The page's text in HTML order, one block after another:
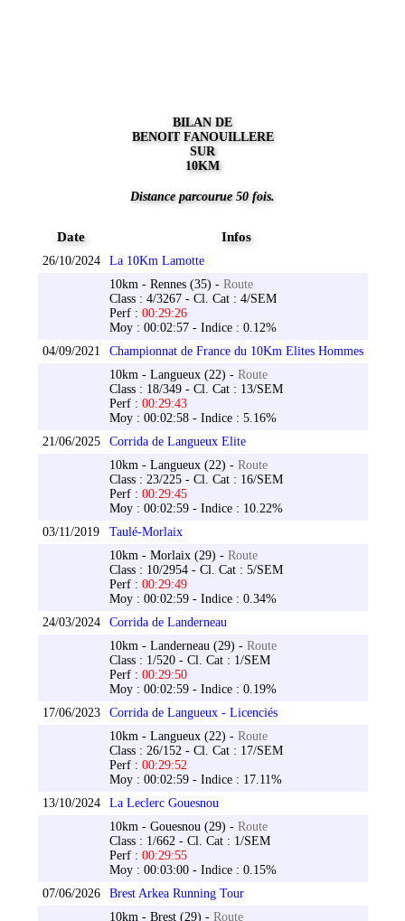
BILAN DE
BENOIT FANOUILLERE
SUR
10KM
Distance parcourue 50 fois.
Date Infos
26/10/2024
La 10Km Lamotte
10km - Rennes (35) - Route
Class : 4/3267 - Cl. Cat : 4/SEM
Perf : 00:29:26
Moy : 00:02:57 - Indice : 0.12%
04/09/2021
Championnat de France du 10Km Elites Hommes
10km - Langueux (22) - Route
Class : 18/349 - Cl. Cat : 13/SEM
Perf : 00:29:43
Moy : 00:02:58 - Indice : 5.16%
21/06/2025
Corrida de Langueux Elite
10km - Langueux (22) - Route
Class : 23/225 - Cl. Cat : 16/SEM
Perf : 00:29:45
Moy : 00:02:59 - Indice : 10.22%
03/11/2019
Taulé-Morlaix
10km - Morlaix (29) - Route
Class : 10/2954 - Cl. Cat : 5/SEM
Perf : 00:29:49
Moy : 00:02:59 - Indice : 0.34%
24/03/2024
Corrida de Landerneau
10km - Landerneau (29) - Route
Class : 1/520 - Cl. Cat : 1/SEM
Perf : 00:29:50
Moy : 00:02:59 - Indice : 0.19%
17/06/2023
Corrida de Langueux - Licenciés
10km - Langueux (22) - Route
Class : 26/152 - Cl. Cat : 17/SEM
Perf : 00:29:52
Moy : 00:02:59 - Indice : 17.11%
13/10/2024
La Leclerc Gouesnou
10km - Gouesnou (29) - Route
Class : 1/662 - Cl. Cat : 1/SEM
Perf : 00:29:55
Moy : 00:03:00 - Indice : 0.15%
07/06/2026
Brest Arkea Running Tour
10km - Brest (29) - Route